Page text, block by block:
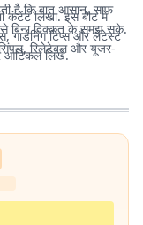
है कि बात आसान, साफ
बिना दिक्कत के समझ सके.
रिलेटेबल और यूजर-
कंटेंट लिखा. इस बीट में
गार्डनिंग टिप्स और लेटेस्ट
आर्टिकल लिखे.